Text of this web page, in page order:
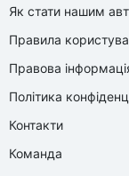
Як стати нашим
Правила
Правова
Політика
Контакти
Команда